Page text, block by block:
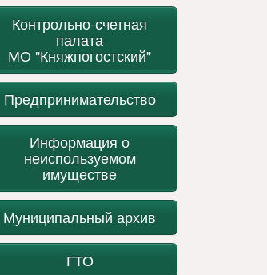
Контрольно-счетная
палата
МО "Княжпогостский"
Предпринимательство
Информация о
неиспользуемом
имуществе
Муниципальный архив
ГТО